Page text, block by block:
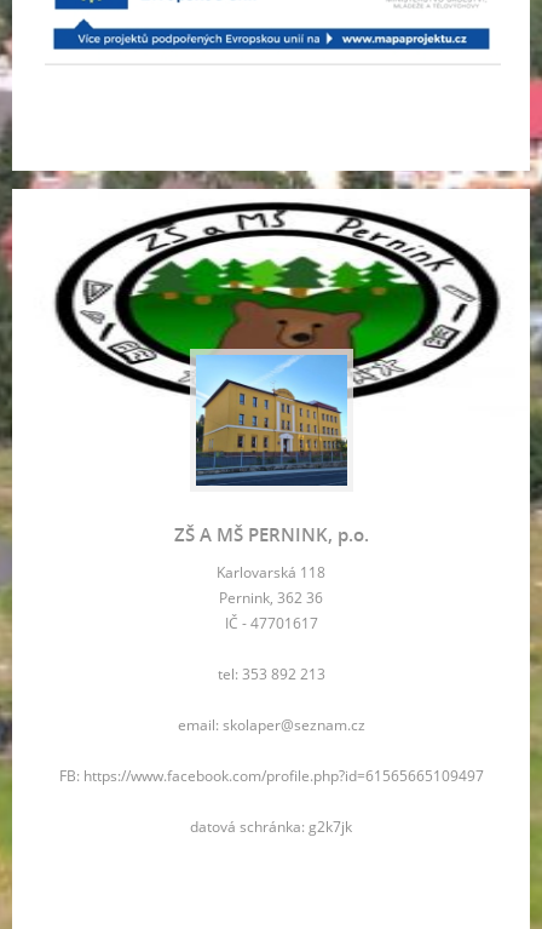
ZŠ A MŠ PERNINK, p.o.
Karlovarská 118
Pernink, 362 36
IČ - 47701617
tel: 353 892 213
email: skolaper@seznam.cz
FB: https://www.facebook.com/profile.php?id=61565665109497
datová schránka: g2k7jk